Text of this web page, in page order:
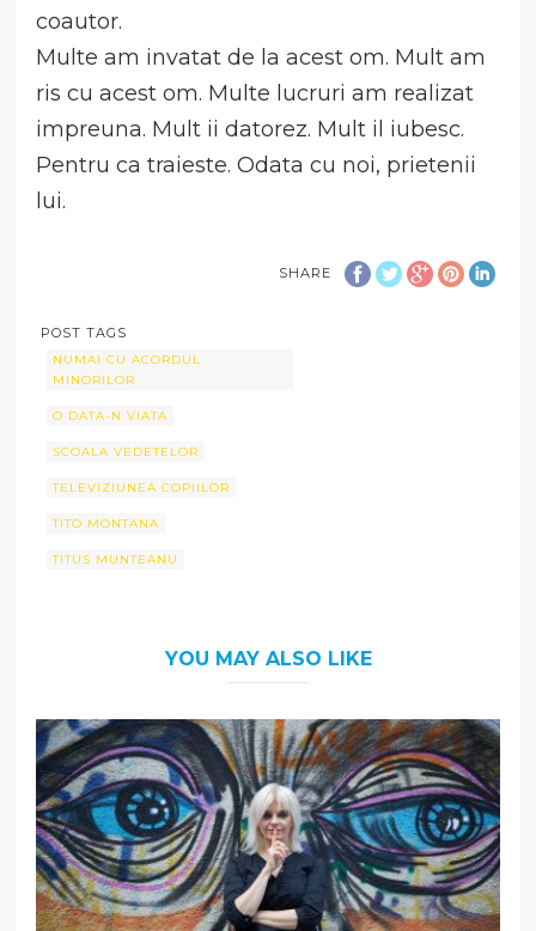
coautor.
Multe am invatat de la acest om. Mult am
ris cu acest om. Multe lucruri am realizat
impreuna. Mult ii datorez. Mult il iubesc.
Pentru ca traieste. Odata cu noi, prietenii
lui.
SHARE
POST TAGS
NUMAI CU ACORDUL
MINORILOR
O DATA-N VIATA
SCOALA VEDETELOR
TELEVIZIUNEA COPIILOR
TITO MONTANA
TITUS MUNTEANU
YOU MAY ALSO LIKE